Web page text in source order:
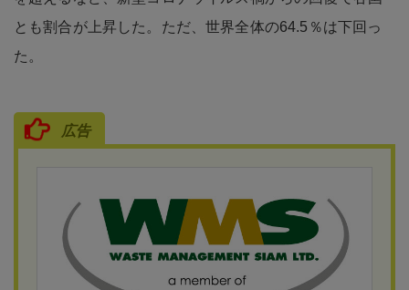
とも割合が上昇した。ただ、世界全体の64.5％は下回っ
た。
広告